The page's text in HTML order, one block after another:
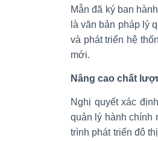
Mẫn đã ký ban
là văn bản pháp lý
và phát triển hệ
mới.
Nâng cao chất
Nghị quyết xác
quản lý hành chính
trình phát triển đô